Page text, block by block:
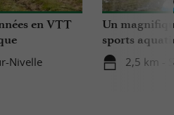
en VTT
Nivelle
Un
sports
2,5 km -